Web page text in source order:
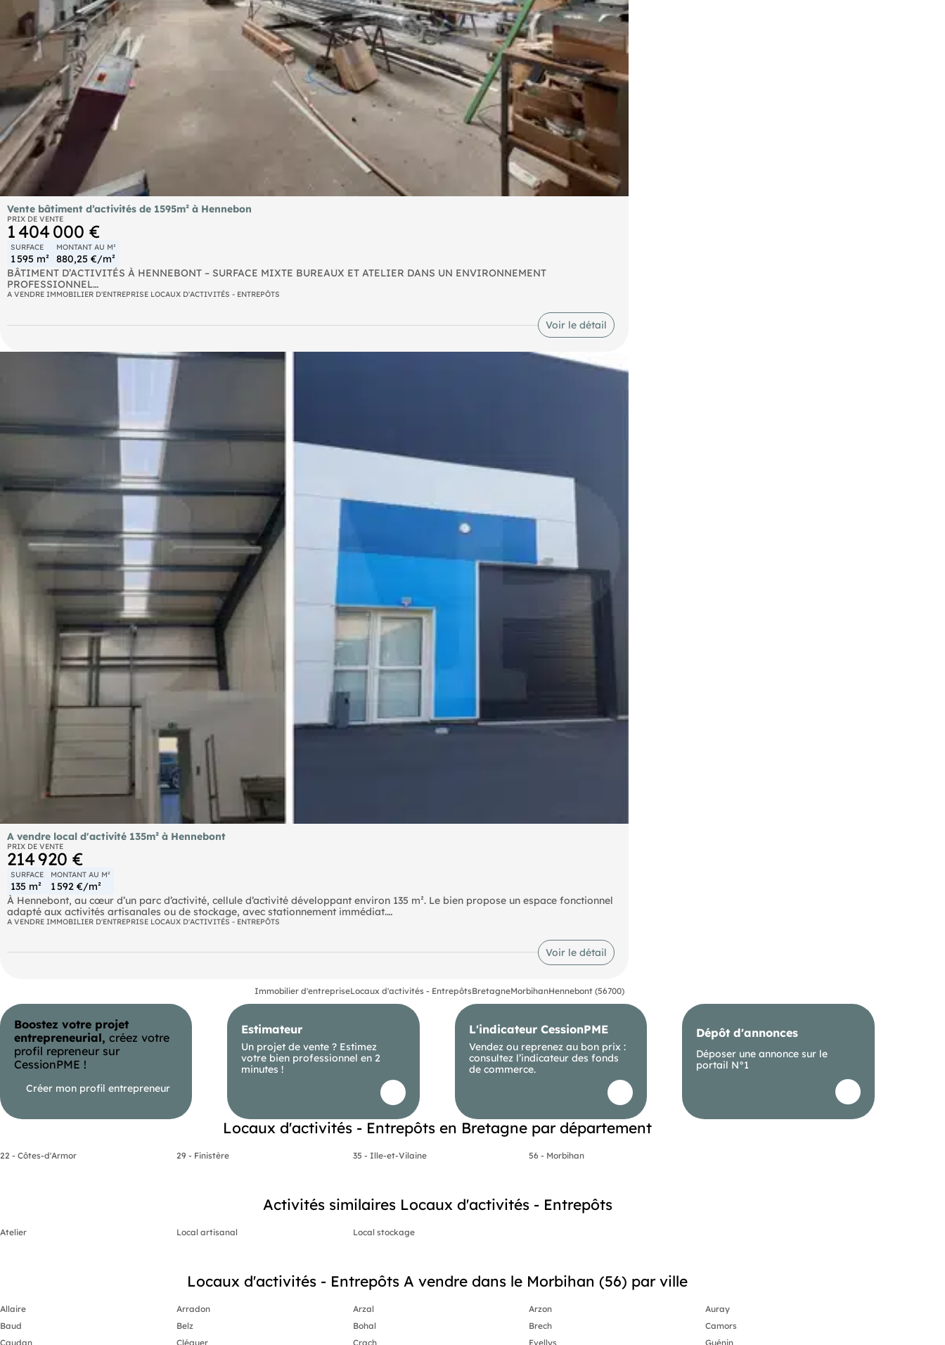
Vente bâtiment d’activités de 1595m² à Hennebon
PRIX DE VENTE
1 404 000 €
SURFACE
1 595 m²
MONTANT AU M²
880,25 €/m²
BÂTIMENT D’ACTIVITÉS À HENNEBONT – SURFACE MIXTE BUREAUX ET ATELIER DANS UN ENVIRONNEMENT
PROFESSIONNEL
tertiaires et un atelier de grande capacité, avec des aménagements pensés pour faciliter l’exploitation quotidienne et les
opérations logistiques.
Les + du bien :
Bureaux et showroom intégrés
Atelier avec accès adaptés à l’activité
Aire de circulation pour poids lourds
Prix net vendeur : 1 300 000€
Honoraires d’agence : 104 000€HT
S : 20 ans d’expertise pour vous accompagner dans votre recherche d’achat ou de location d'un LOCAL D'ACTIVITÉ à
A VENDRE IMMOBILIER D'ENTREPRISE LOCAUX D'ACTIVITÉS - ENTREPÔTS
Voir le détail
A vendre local d'activité 135m² à Hennebont
PRIX DE VENTE
214 920 €
SURFACE
135 m²
MONTANT AU M²
1 592 €/m²
À Hennebont, au cœur d’un parc d’activité, cellule d’activité développant environ 135 m². Le bien propose un espace fonctionnel
adapté aux activités artisanales ou de stockage, avec stationnement immédiat.
Les + du bien :
- Zone de stockage distincte
- Bureau et sanitaires
- Point d’eau
- Réf. D-60032-JH.
A VENDRE IMMOBILIER D'ENTREPRISE LOCAUX D'ACTIVITÉS - ENTREPÔTS
Voir le détail
Immobilier d'entrepriseLocaux d'activités - EntrepôtsBretagneMorbihanHennebont (56700)
Boostez votre projet
entrepreneurial, créez votre
profil repreneur sur
CessionPME !
Créer mon profil entrepreneur
Estimateur
Un projet de vente ? Estimez
votre bien professionnel en 2
minutes !
L'indicateur CessionPME
Vendez ou reprenez au bon prix :
consultez l’indicateur des fonds
de commerce.
Dépôt d'annonces
Déposer une annonce sur le
portail N°1
Locaux d'activités - Entrepôts en Bretagne par département
22 - Côtes-d'Armor 29 - Finistère 35 - Ille-et-Vilaine 56 - Morbihan
Activités similaires Locaux d'activités - Entrepôts
Atelier Local artisanal Local stockage
Locaux d'activités - Entrepôts A vendre dans le Morbihan (56) par ville
Allaire Arradon Arzal Arzon
Auray
Baud
Belz Bohal Brech
Camors
Caudan
Cléguer Crach Evellys Guénin